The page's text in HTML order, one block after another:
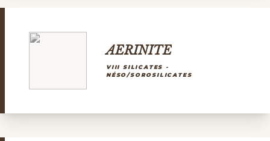
AERINITE
VIII SILICATES -
NÉSO/SOROSILICATES